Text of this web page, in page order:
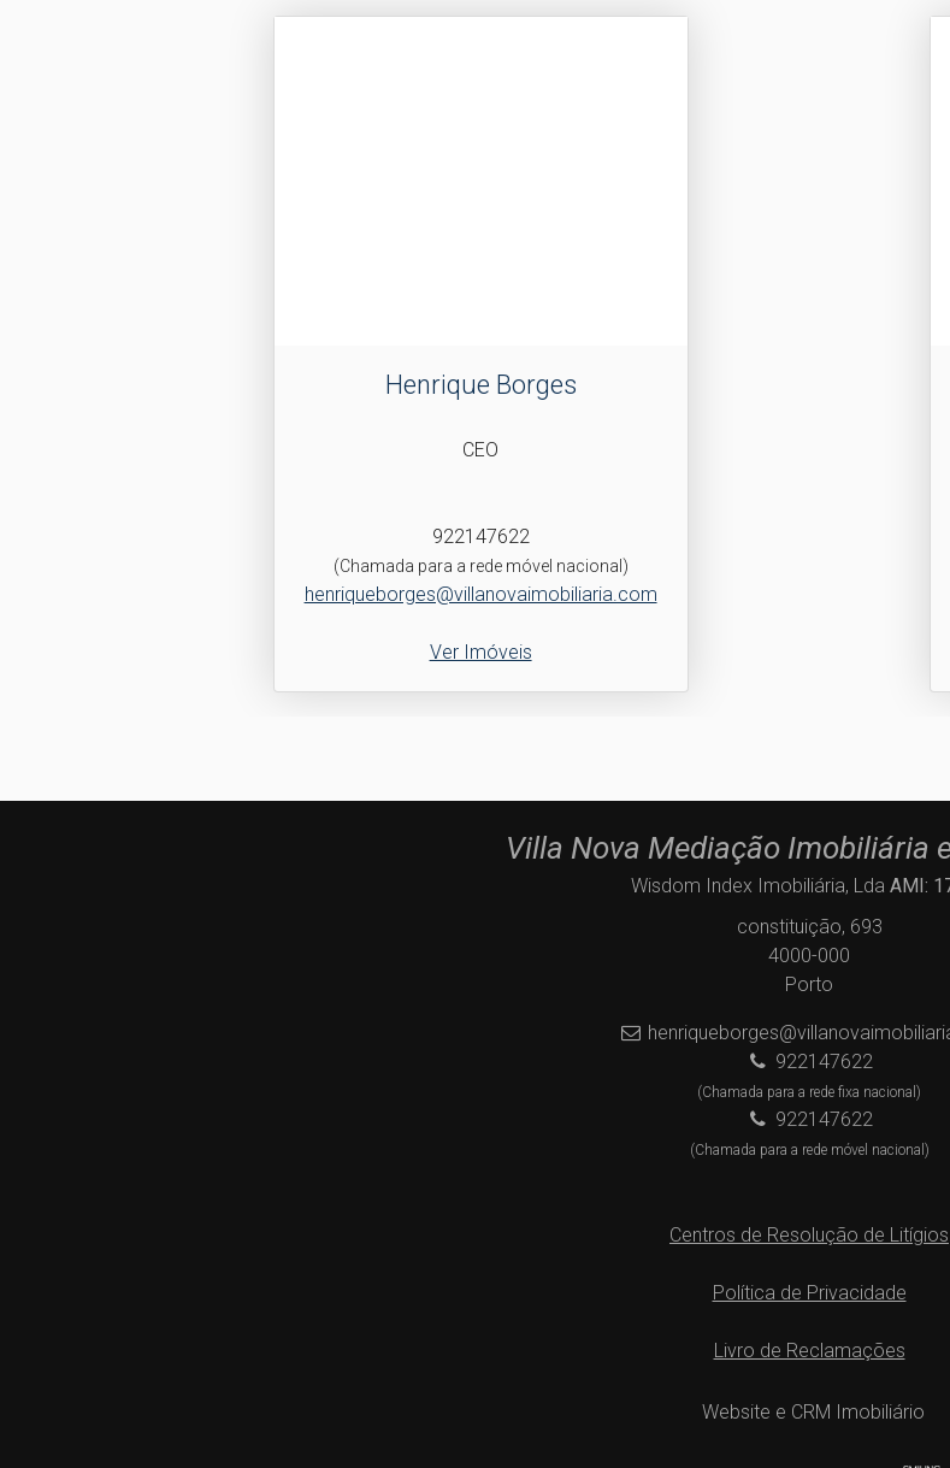
Henrique Borges
CEO
922147622
(Chamada para a rede móvel nacional)
henriqueborges@villanovaimobiliaria.com
Ver Imóveis
Villa Nova Mediação Imobiliária
Wisdom Index Imobiliária, Lda AMI:
constituição, 693
4000-000
Porto
922147622
(Chamada para a rede fixa nacional)
922147622
(Chamada para a rede móvel nacional)
Centros de Resolução de Litígios
Política de Privacidade
Livro de Reclamações
Website e CRM Imobiliário